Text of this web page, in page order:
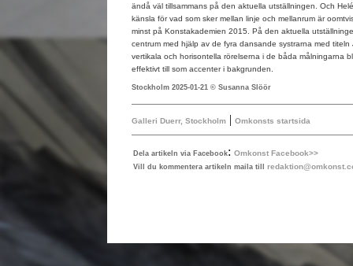
ändå väl tillsammans på den aktuella utställningen. Och
känsla för vad som sker mellan linje och mellanrum är
minst på Konstakademien 2015. På den aktuella
centrum med hjälp av de fyra dansande systrarna med titeln
vertikala och horisontella rörelserna i de båda målningarna
effektivt till som accenter i bakgrunden.
Stockholm 2025-01-21 © Susanna Slöör
Galleri Duerr, Stockholm | Omkonsts startsida
Dela artikeln via Facebook: Omkonst Facebook>>
Vill du kommentera artikeln maila till